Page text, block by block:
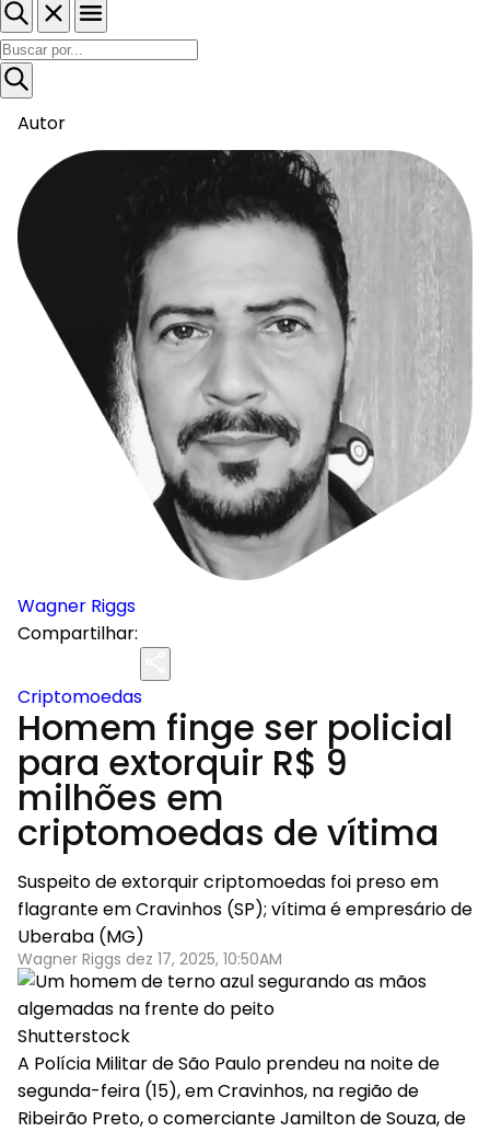
Autor
Wagner Riggs
Compartilhar:
Criptomoedas
Homem finge ser policial
para extorquir R$ 9
milhões em
criptomoedas de vítima
Suspeito de extorquir criptomoedas foi preso em
flagrante em Cravinhos (SP); vítima é empresário de
Uberaba (MG)
Wagner Riggs dez 17, 2025, 10:50AM
Shutterstock
A Polícia Militar de São Paulo prendeu na noite de
segunda-feira (15), em Cravinhos, na região de
Ribeirão Preto, o comerciante Jamilton de Souza, de